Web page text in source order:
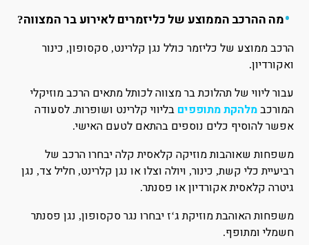
מה ההרכב הממוצע של כליזמרים לאירוע בר המצווה?
הרכב ממוצע של כליזמר כולל נגן קלרינט,סקסופון,כינור
ואקורדיון.
עבור ליווי של תהלוכת בר מצווה לכותל מתאים הרכב מוזיקלי
המורכבמלהקת מתופפיםבליווי קלרינט ושופרות.לסעודה
אפשר להוסיף כלים נוספים בהתאם לטעם האישי.
משפחות שאוהבות מוזיקה קלאסית קלה יבחרו הרכב של
רביעיית כלי קשת,כינור,ויולה וצלו או נגן קלרינט,חליל צד,נגן
גיטרה קלאסית אקורדיון או פסנתר.
משפחות האוהבת מוזיקת ג ‘ז יבחרו נגר סקסופון,נגן פסנתר
חשמלי ומתופף.